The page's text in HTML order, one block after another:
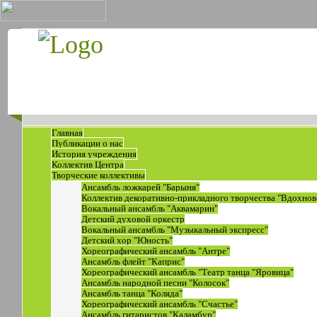
Главная
Публикации о нас
История учреждения
Коллектив Центра
Творческие коллективы
Ансамбль ложкарей "Барыня"
Коллектив декоративно-прикладного творчества
Вокальный ансамбль "Аквамарин"
Детский духовой оркестр
Вокальный ансамбль "Музыкальный экспресс"
Детский хор "Юность"
Хореографический ансамбль "Антре"
Ансамбль флейт "Каприс"
Хореографический ансамбль "Театр танца "Яровица"
Ансамбль народной песни "Колосок"
Ансамбль танца "Коляда"
Хореографический ансамбль "Счастье"
Ансамбль гитаристов "Каламбур"